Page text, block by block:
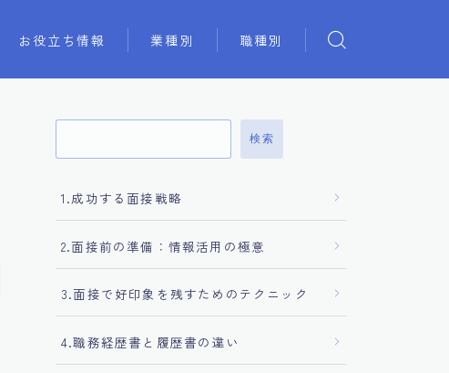
お役立ち情報 業種別 職種別
検索
1.成功する面接戦略
2.面接前の準備：情報活用の極意
3.面接で好印象を残すためのテクニック
4.職務経歴書と履歴書の違い